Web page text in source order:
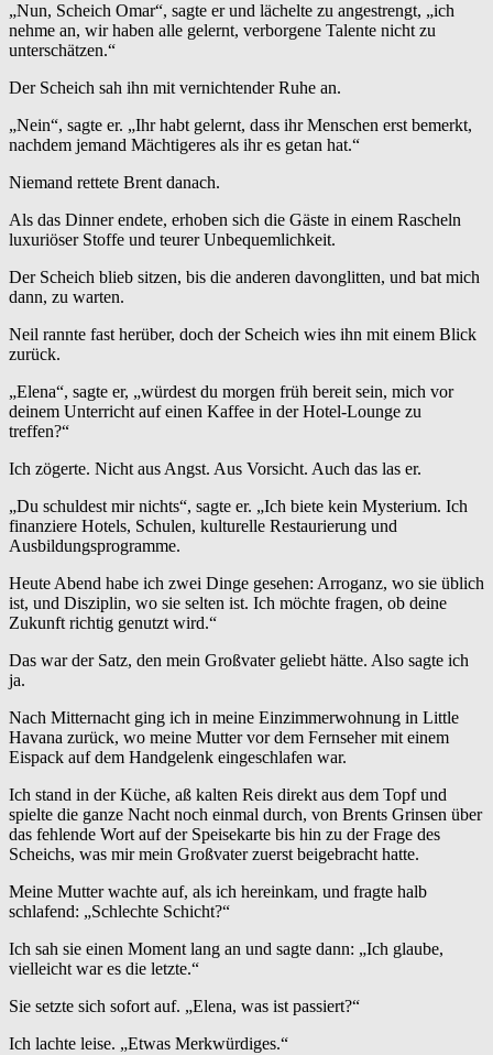
„Nun, Scheich Omar“, sagte er und lächelte zu angestrengt, „ich
nehme an, wir haben alle gelernt, verborgene Talente nicht zu
unterschätzen.“
Der Scheich sah ihn mit vernichtender Ruhe an.
„Nein“, sagte er. „Ihr habt gelernt, dass ihr Menschen erst bemerkt,
nachdem jemand Mächtigeres als ihr es getan hat.“
Niemand rettete Brent danach.
Als das Dinner endete, erhoben sich die Gäste in einem Rascheln
luxuriöser Stoffe und teurer Unbequemlichkeit.
Der Scheich blieb sitzen, bis die anderen davonglitten, und bat mich
dann, zu warten.
Neil rannte fast herüber, doch der Scheich wies ihn mit einem Blick
zurück.
„Elena“, sagte er, „würdest du morgen früh bereit sein, mich vor
deinem Unterricht auf einen Kaffee in der Hotel-Lounge zu
treffen?“
Ich zögerte. Nicht aus Angst. Aus Vorsicht. Auch das las er.
„Du schuldest mir nichts“, sagte er. „Ich biete kein Mysterium. Ich
finanziere Hotels, Schulen, kulturelle Restaurierung und
Ausbildungsprogramme.
Heute Abend habe ich zwei Dinge gesehen: Arroganz, wo sie üblich
ist, und Disziplin, wo sie selten ist. Ich möchte fragen, ob deine
Zukunft richtig genutzt wird.“
Das war der Satz, den mein Großvater geliebt hätte. Also sagte ich
ja.
Nach Mitternacht ging ich in meine Einzimmerwohnung in Little
Havana zurück, wo meine Mutter vor dem Fernseher mit einem
Eispack auf dem Handgelenk eingeschlafen war.
Ich stand in der Küche, aß kalten Reis direkt aus dem Topf und
spielte die ganze Nacht noch einmal durch, von Brents Grinsen über
das fehlende Wort auf der Speisekarte bis hin zu der Frage des
Scheichs, was mir mein Großvater zuerst beigebracht hatte.
Meine Mutter wachte auf, als ich hereinkam, und fragte halb
schlafend: „Schlechte Schicht?“
Ich sah sie einen Moment lang an und sagte dann: „Ich glaube,
vielleicht war es die letzte.“
Sie setzte sich sofort auf. „Elena, was ist passiert?“
Ich lachte leise. „Etwas Merkwürdiges.“